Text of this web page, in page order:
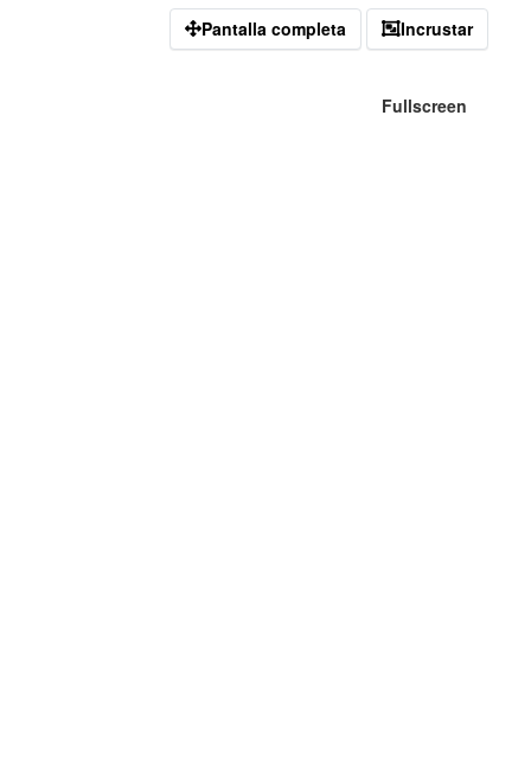
Pantalla completa Incrustar
Fullscreen